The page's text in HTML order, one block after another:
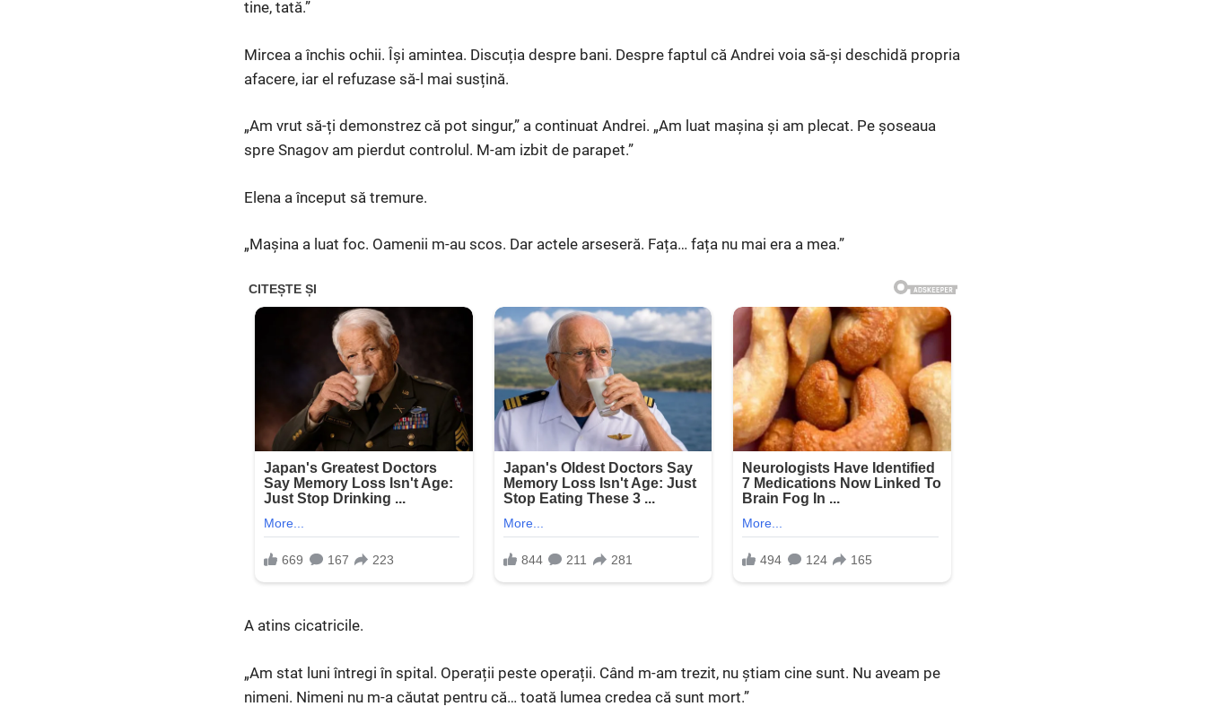
tine, tată.”
Mircea a închis ochii. Își amintea. Discuția despre bani. Despre faptul că Andrei voia să-și deschidă propria
afacere, iar el refuzase să-l mai susțină.
„Am vrut să-ți demonstrez că pot singur,” a continuat Andrei. „Am luat mașina și am plecat. Pe șoseaua
spre Snagov am pierdut controlul. M-am izbit de parapet.”
Elena a început să tremure.
„Mașina a luat foc. Oamenii m-au scos. Dar actele arseseră. Fața… fața nu mai era a mea.”
A atins cicatricile.
„Am stat luni întregi în spital. Operații peste operații. Când m-am trezit, nu știam cine sunt. Nu aveam pe
nimeni. Nimeni nu m-a căutat pentru că… toată lumea credea că sunt mort.”